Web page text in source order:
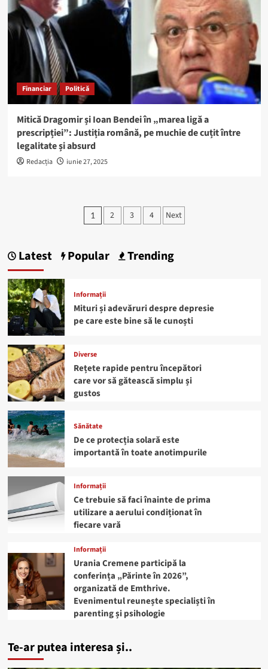
Financiar Politică
Mitică Dragomir și Ioan Bendei în „marea ligă a
prescripției”: Justiția română, pe muchie de cuțit între
legalitate și absurd
Redacția iunie 27, 2025
Paginație
1 2 3 4 Next
Latest Popular Trending
Informații
Mituri și adevăruri despre depresie
pe care este bine să le cunoști
Diverse
Rețete rapide pentru începători
care vor să gătească simplu și
gustos
Sănătate
De ce protecția solară este
importantă în toate anotimpurile
Informații
Ce trebuie să faci înainte de prima
utilizare a aerului condiționat în
fiecare vară
Informații
Urania Cremene participă la
conferința „Părinte în 2026”,
organizată de Emthrive.
Evenimentul reunește specialiști în
parenting și psihologie
Te-ar putea interesa și..